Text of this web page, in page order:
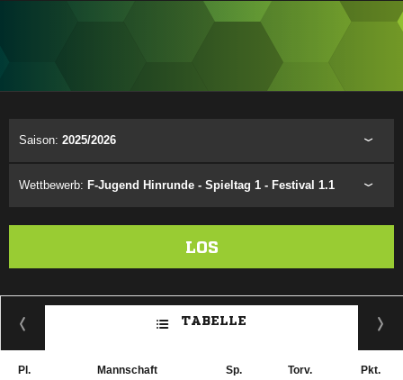
Saison: 2025/2026
Wettbewerb: F-Jugend Hinrunde - Spieltag 1 - Festival 1.1
LOS
TABELLE
Pl. Mannschaft Sp. Torv. Pkt.